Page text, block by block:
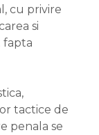
cu privire
si
fapta
tactice de
penala se